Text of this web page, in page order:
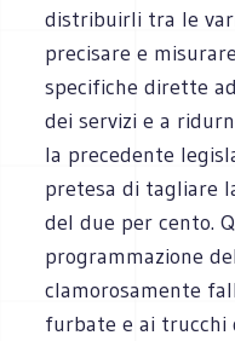
distribuirli tra le
precisare e
specifiche dirette
dei servizi e a
la precedente
pretesa di tagliare
del due per cento.
programmazione
clamorosamente
furbate e ai trucchi